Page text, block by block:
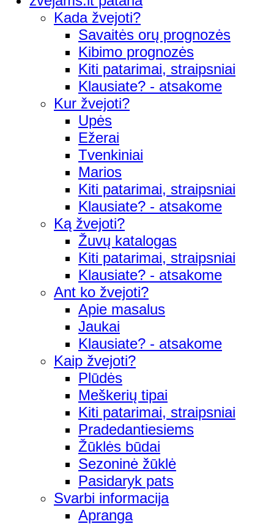
Kada žvejoti?
Savaitės orų prognozės
Kibimo prognozės
Kiti patarimai, straipsniai
Klausiate? - atsakome
Kur žvejoti?
Upės
Ežerai
Tvenkiniai
Marios
Kiti patarimai, straipsniai
Klausiate? - atsakome
Ką žvejoti?
Žuvų katalogas
Kiti patarimai, straipsniai
Klausiate? - atsakome
Ant ko žvejoti?
Apie masalus
Jaukai
Klausiate? - atsakome
Kaip žvejoti?
Plūdės
Meškerių tipai
Kiti patarimai, straipsniai
Pradedantiesiems
Žūklės būdai
Sezoninė žūklė
Pasidaryk pats
Svarbi informacija
Apranga